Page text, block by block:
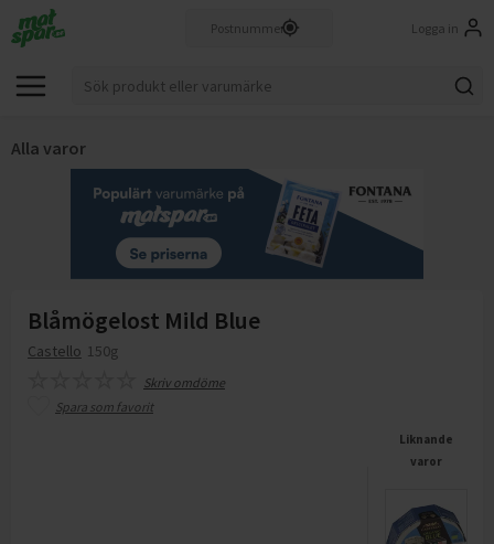
Logga in
Alla varor
Blåmögelost Mild Blue
Castello 150g
Skriv omdöme
Spara som favorit
Liknande
varor